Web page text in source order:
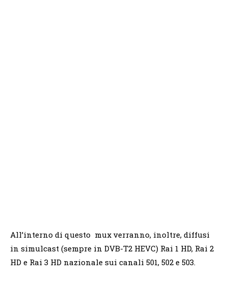
All’interno di questo mux verranno, inoltre, diffusi
in simulcast (sempre in DVB-T2 HEVC) Rai 1 HD, Rai 2
HD e Rai 3 HD nazionale sui canali 501, 502 e 503.